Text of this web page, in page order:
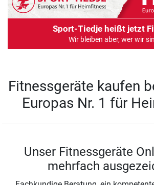
Sport-Tiedje heißt jetzt
Wir bleiben aber, wer wir
Fitnessgeräte kaufen
Europas Nr. 1 für
Unser Fitnessgeräte
mehrfach